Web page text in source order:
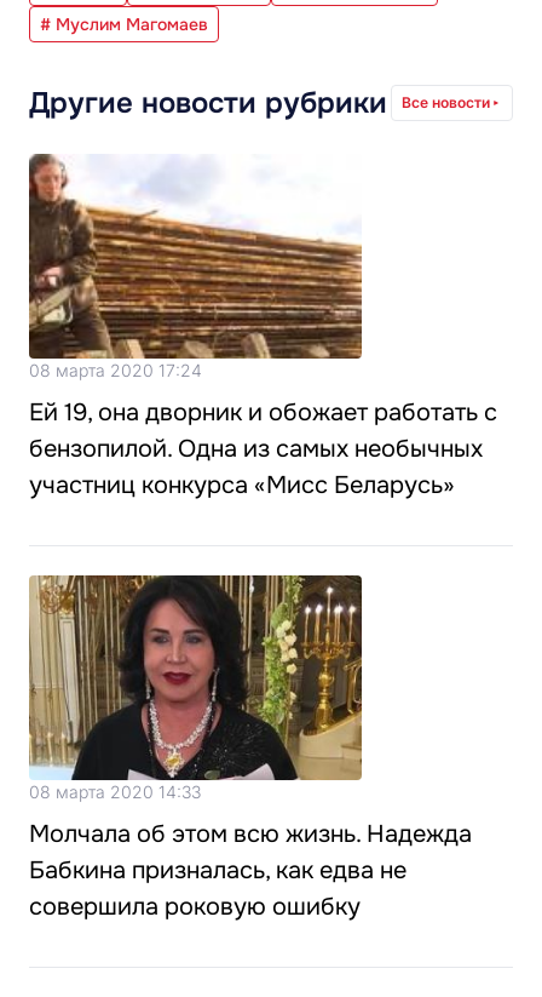
# Муслим Магомаев
Другие новости рубрики Все новости
08 марта 2020 17:24
Ей 19, она дворник и обожает работать с
бензопилой. Одна из самых необычных
участниц конкурса «Мисс Беларусь»
08 марта 2020 14:33
Молчала об этом всю жизнь. Надежда
Бабкина призналась, как едва не
совершила роковую ошибку